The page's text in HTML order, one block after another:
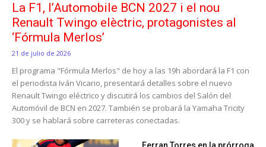
La F1, l’Automobile BCN 2027 i el nou
Renault Twingo elèctric, protagonistes al
‘Fórmula Merlos’
21 de julio de 2026
El programa "Fórmula Merlos" de hoy a las 19h abordará la F1 con
el periodista Iván Vicario, presentará detalles sobre el nuevo
Renault Twingo eléctrico y discutirá los cambios del Salón del
Automóvil de BCN en 2027. También se probará la Yamaha Tricity
300 y se hablará sobre carreteras conectadas.